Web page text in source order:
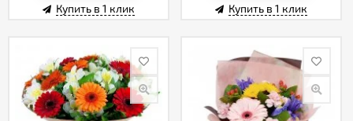
Купить в 1 клик Купить в 1 клик